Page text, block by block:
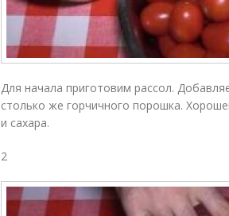
Для начала приготовим рассол.
столько же горчичного порошка.
и сахара.
2